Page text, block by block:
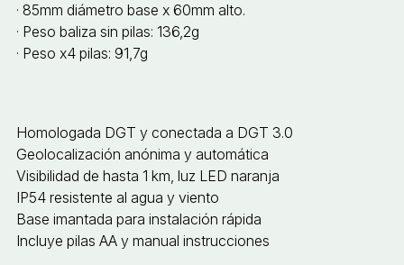
· 85mm diámetro base x 60mm alto.
· Peso baliza sin pilas: 136,2g
· Peso x4 pilas: 91,7g
Homologada DGT y conectada a DGT 3.0
Geolocalización anónima y automática
Visibilidad de hasta 1 km, luz LED naranja
IP54 resistente al agua y viento
Base imantada para instalación rápida
Incluye pilas AA y manual instrucciones